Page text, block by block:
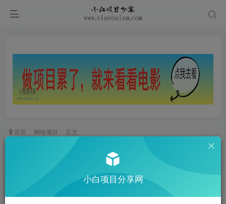
首页 网络项目 正文
TEMU开店全流程实操课，覆盖店铺注册、运营准
备、发货物流，单店月入过万
9个月前更新
关注
小白项目分享网